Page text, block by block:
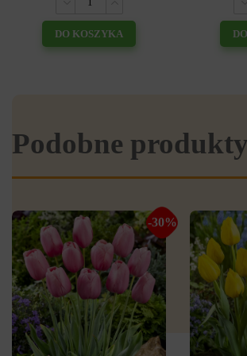
DO KOSZYKA
Podobne produkty
-30%